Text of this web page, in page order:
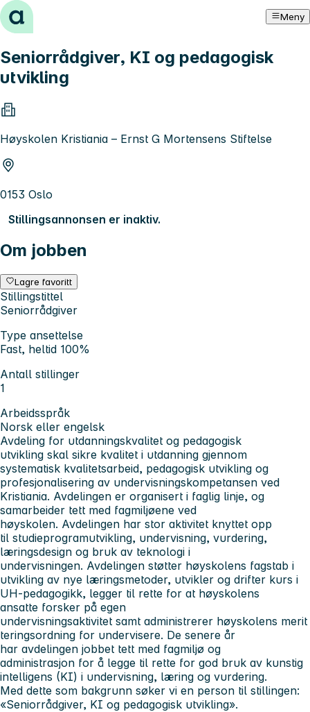
Hopp til innhold Meny
Seniorrådgiver, KI og pedagogisk
utvikling
Høyskolen Kristiania – Ernst G Mortensens Stiftelse
0153 Oslo
Stillingsannonsen er inaktiv.
Om jobben
Lagre favoritt
Stillingstittel
Seniorrådgiver
Type ansettelse
Fast, heltid 100%
Antall stillinger
1
Arbeidsspråk
Norsk eller engelsk
Avdeling for utdanningskvalitet og pedagogisk
utvikling skal sikre kvalitet i utdanning gjennom
systematisk kvalitetsarbeid, pedagogisk utvikling og
profesjonalisering av undervisningskompetansen ved
Kristiania. Avdelingen er organisert i faglig linje, og
samarbeider tett med fagmiljøene ved
høyskolen. Avdelingen har stor aktivitet knyttet opp
til studieprogramutvikling, undervisning, vurdering,
læringsdesign og bruk av teknologi i
undervisningen. Avdelingen støtter høyskolens fagstab i
utvikling av nye læringsmetoder, utvikler og drifter kurs i
UH-pedagogikk, legger til rette for at høyskolens
ansatte forsker på egen
undervisningsaktivitet samt administrerer høyskolens merit
teringsordning for undervisere. De senere år
har avdelingen jobbet tett med fagmiljø og
administrasjon for å legge til rette for god bruk av kunstig
intelligens (KI) i undervisning, læring og vurdering.
Med dette som bakgrunn søker vi en person til stillingen:
«Seniorrådgiver, KI og pedagogisk utvikling».